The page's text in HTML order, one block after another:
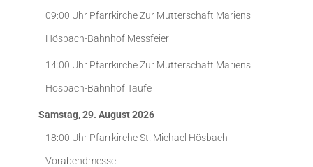
09:00 Uhr Pfarrkirche Zur Mutterschaft Mariens
Hösbach-Bahnhof Messfeier
14:00 Uhr Pfarrkirche Zur Mutterschaft Mariens
Hösbach-BahnhofTaufe
Samstag, 29. August 2026
18:00 Uhr Pfarrkirche St. Michael Hösbach
Vorabendmesse